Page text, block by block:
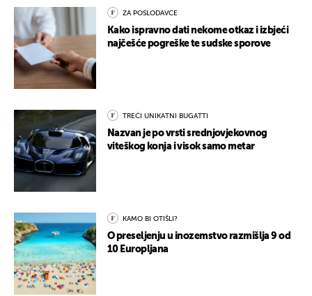
ZA POSLODAVCE
Kako ispravno dati nekome otkaz i izbjeći
najčešće pogreške te sudske sporove
TREĆI UNIKATNI BUGATTI
Nazvan je po vrsti srednjovjekovnog
viteškog konja i visok samo metar
KAMO BI OTIŠLI?
O preseljenju u inozemstvo razmišlja 9 od
10 Europljana